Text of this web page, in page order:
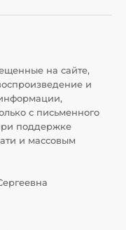
на сайте,
и
с письменного
поддержке
и массовым